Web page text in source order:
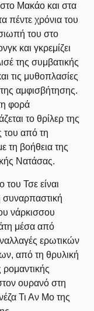
στο Μακάο και στα
πέντε χρόνια του
του στο
και γκρεμίζει
της συμβατικής
τις μυθοπλασίες
αμφισβήτησης.
φορά
το θρίλερ της
του από τη
τη βοήθεια της
Νατάσας.
του Τσε είναι
συναρπαστική
νάρκισσου
μέσα από
ερωτικών
από τη θρυλική
ρομαντικής
ουρανό στη
Τι Αν Μο της